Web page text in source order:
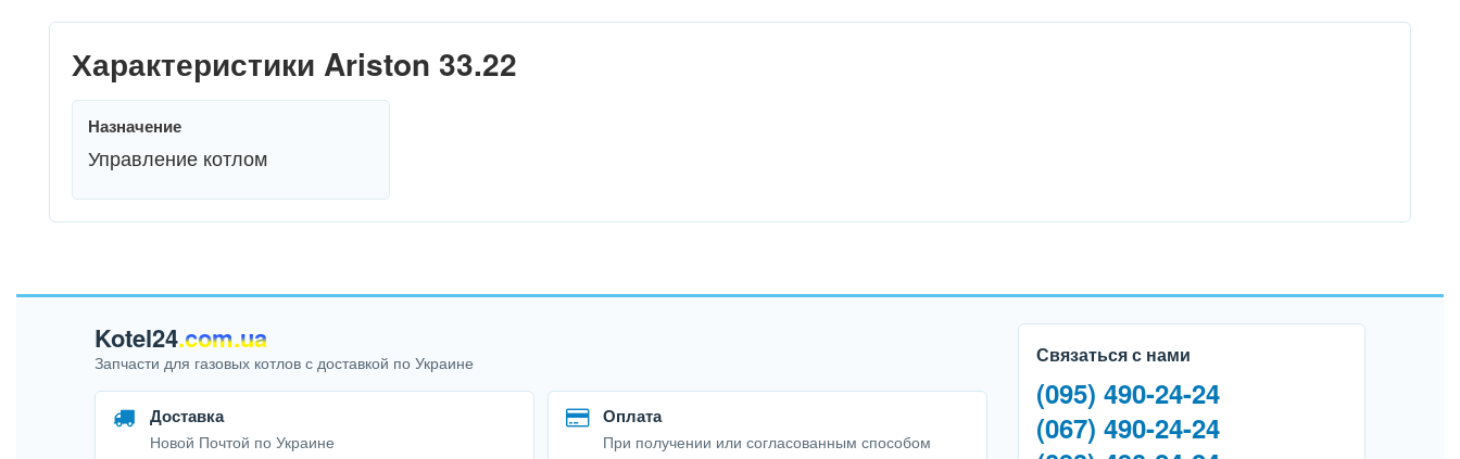
Характеристики Ariston 33.22
Назначение
Управление котлом
Kotel24.com.ua
Запчасти для газовых котлов с доставкой по Украине
Доставка
Новой Почтой по Украине
Оплата
При получении или согласованным способом
Связаться с нами
(095) 490-24-24
(067) 490-24-24